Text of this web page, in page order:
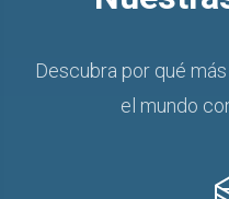
Descubra por qué
el mundo